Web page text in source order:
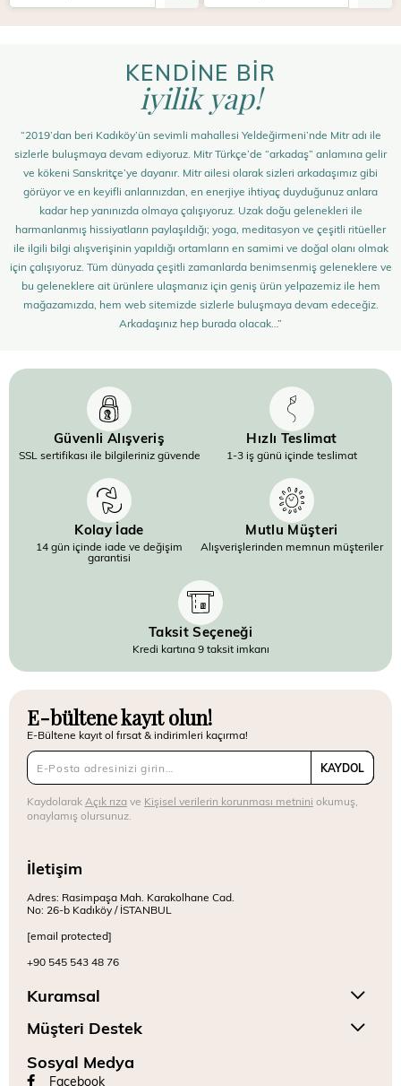
KENDİNE BİR
iyilik yap!
“2019’dan beri Kadıköy’ün sevimli mahallesi Yeldeğirmeni’nde Mitr adı ile
sizlerle buluşmaya devam ediyoruz. Mitr Türkçe’de “arkadaş” anlamına gelir
ve kökeni Sanskritçe’ye dayanır. Mitr ailesi olarak sizleri arkadaşımız gibi
görüyor ve en keyifli anlarınızdan, en enerjiye ihtiyaç duyduğunuz anlara
kadar hep yanınızda olmaya çalışıyoruz. Uzak doğu gelenekleri ile
harmanlanmış hissiyatların paylaşıldığı; yoga, meditasyon ve çeşitli ritüeller
ile ilgili bilgi alışverişinin yapıldığı ortamların en samimi ve doğal olanı olmak
için çalışıyoruz. Tüm dünyada çeşitli zamanlarda benimsenmiş geleneklere ve
bu geleneklere ait ürünlere ulaşmanız için geniş ürün yelpazemiz ile hem
mağazamızda, hem web sitemizde sizlerle buluşmaya devam edeceğiz.
Arkadaşınız hep burada olacak…”
Güvenli Alışveriş
SSL sertifikası ile bilgileriniz güvende
Hızlı Teslimat
1-3 iş günü içinde teslimat
Kolay İade
14 gün içinde iade ve değişim
garantisi
Mutlu Müşteri
Alışverişlerinden memnun müşteriler
Taksit Seçeneği
Kredi kartına 9 taksit imkanı
E-bültene kayıt olun!
E-Bültene kayıt ol fırsat & indirimleri kaçırma!
KAYDOL
Kaydolarak Açık rızave Kişisel verilerin korunması metnini okumuş,
onaylamış olursunuz.
İletişim
Adres: Rasimpaşa Mah. Karakolhane Cad.
No: 26-b Kadıköy / İSTANBUL
[email protected]
+90 545 543 48 76
Kuramsal
Müşteri Destek
Sosyal Medya
Facebook